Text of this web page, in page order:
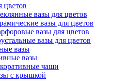
цветов
вазы для цветов
вазы для цветов
вазы для цветов
вазы для цветов
вазы
вазы
чаши
с крышкой